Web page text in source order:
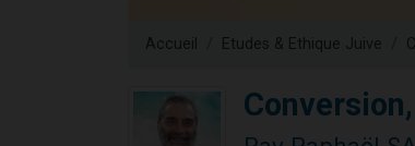
Accueil Etudes & Ethique Juive